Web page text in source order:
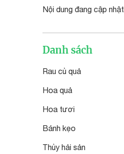
Nội dung đang cập nhật
Danh sách
Rau củ quả
Hoa quả
Hoa tươi
Bánh kẹo
Thủy hải sản